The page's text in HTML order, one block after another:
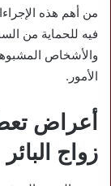
من أهم هذه
فيه للحماية من
والأشخاص
الأمور.
أعراض
زواج البائر